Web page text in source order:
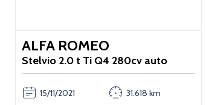
ALFA ROMEO
Stelvio 2.0 t Ti Q4 280cv auto
15/11/2021 31.618 km